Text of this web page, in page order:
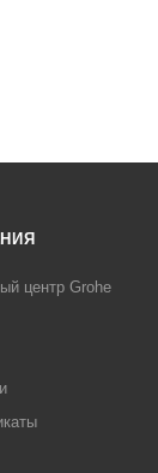
центр Grohe